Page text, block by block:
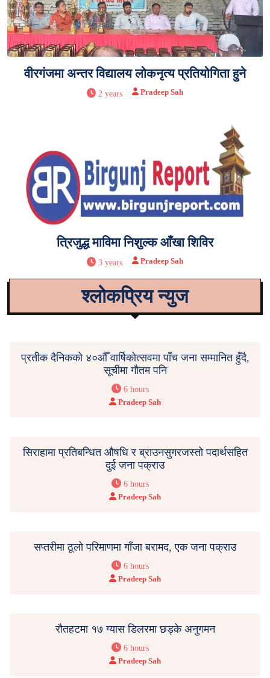
वीरगंजमा अन्तर विद्यालय लोकनृत्य प्रतियोगिता हुने
2 years Pradeep Sah
त्रिजुद्ध माविमा निशुल्क आँखा शिविर
3 years Pradeep Sah
श्लोकप्रिय न्युज
प्रतीक दैनिकको ४०औँ वार्षिकोत्सवमा पाँच जना सम्मानित हुँदै,
सूचीमा गौतम पनि
6 hours
Pradeep Sah
सिराहामा प्रतिबन्धित औषधि र ब्राउनसुगरजस्तो पदार्थसहित
दुई जना पक्राउ
6 hours
Pradeep Sah
सप्तरीमा ठूलो परिमाणमा गाँजा बरामद, एक जना पक्राउ
6 hours
Pradeep Sah
रौतहटमा १७ ग्यास डिलरमा छड्के अनुगमन
6 hours
Pradeep Sah